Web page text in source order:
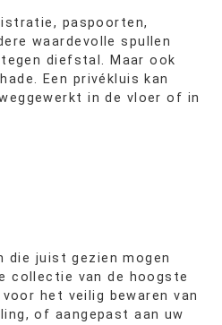
paspoorten,
waardevolle spullen
diefstal. Maar ook
Een privékluis kan
in de vloer of in
die juist gezien mogen
collectie van de hoogste
het veilig bewaren van
of aangepast aan uw